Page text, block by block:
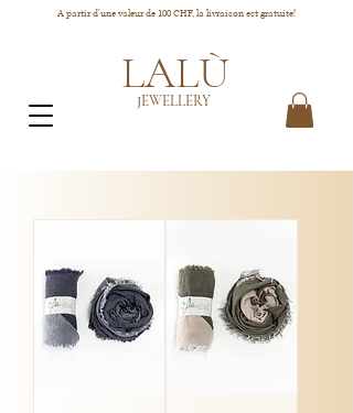
A partir d'une valeur de 100 CHF, la livraison est gratuite!
LALÙ
JEWELLERY